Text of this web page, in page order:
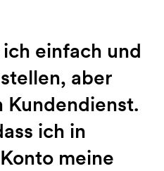
einfach und
aber
Kundendienst.
ich in
meine